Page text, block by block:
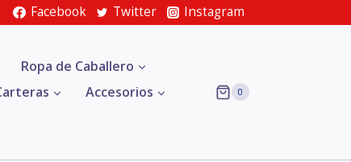
Facebook Twitter Instagram
Ropa de Caballero
Accesorios
0